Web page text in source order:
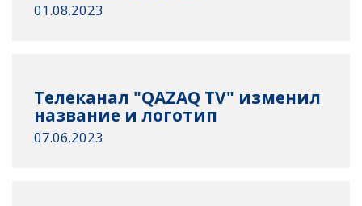
01.08.2023
Телеканал "QAZAQ TV" изменил
название и логотип
07.06.2023